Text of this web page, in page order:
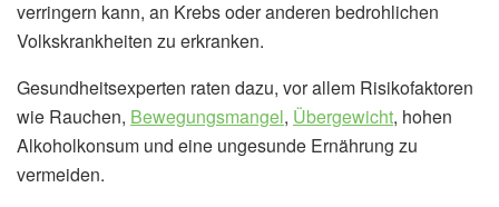
verringern kann, an Krebs oder anderen bedrohlichen
Volkskrankheiten zu erkranken.
Gesundheitsexperten raten dazu, vor allem Risikofaktoren
wie Rauchen, Bewegungsmangel, Übergewicht, hohen
Alkoholkonsum und eine ungesunde Ernährung zu
vermeiden.